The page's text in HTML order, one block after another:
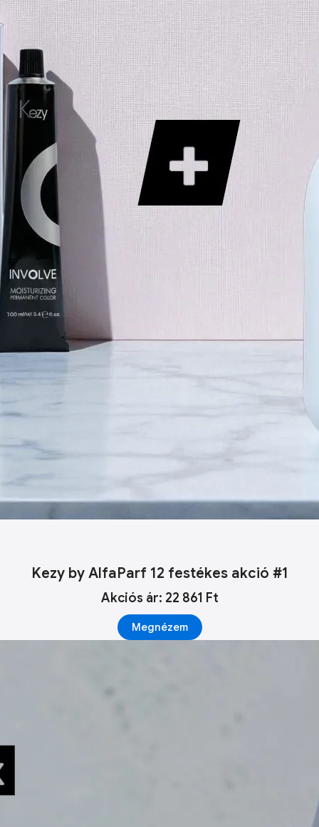
Kezy by AlfaParf 12 festékes akció #1
Akciós ár: 22 861 Ft
Megnézem